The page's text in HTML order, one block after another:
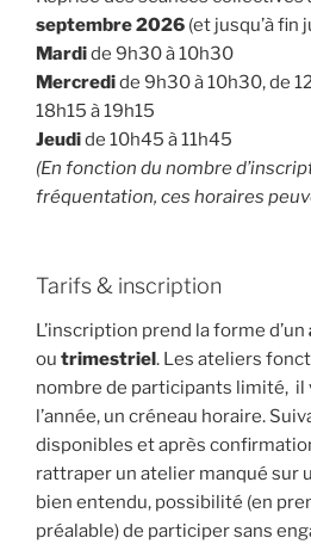
septembre 2026 (et jusqu’à fin
Mardide 9h30 à 10h30
Mercredide 9h30 à 10h30, de
18h15 à 19h15
Jeudide 10h45 à 11h45
(En fonction du nombre
fréquentation, ces horaires
Tarifs & inscription
L’inscription prend la forme d’un
ou trimestriel. Les ateliers
nombre de participants limité, il
l’année, un créneau horaire.
disponibles et après
rattraper un atelier manqué sur
bien entendu, possibilité (en
préalable) de participer sans